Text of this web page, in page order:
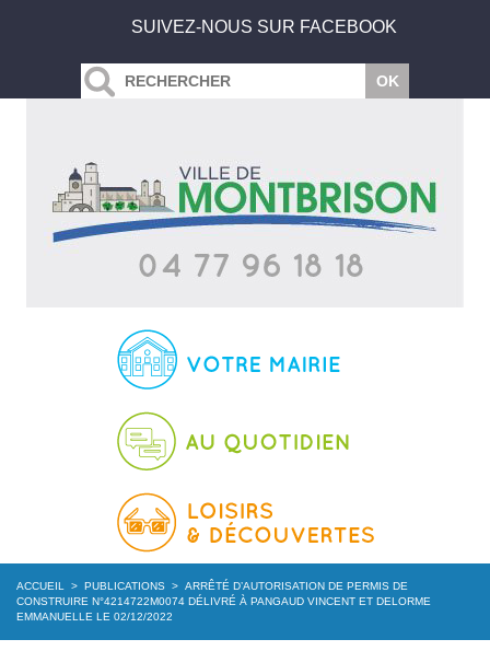
SUIVEZ-NOUS SUR FACEBOOK
ACCUEIL > PUBLICATIONS > ARRÊTÉ D’AUTORISATION DE PERMIS DE
CONSTRUIRE N°4214722M0074 DÉLIVRÉ À PANGAUD VINCENT ET DELORME
EMMANUELLE LE 02/12/2022